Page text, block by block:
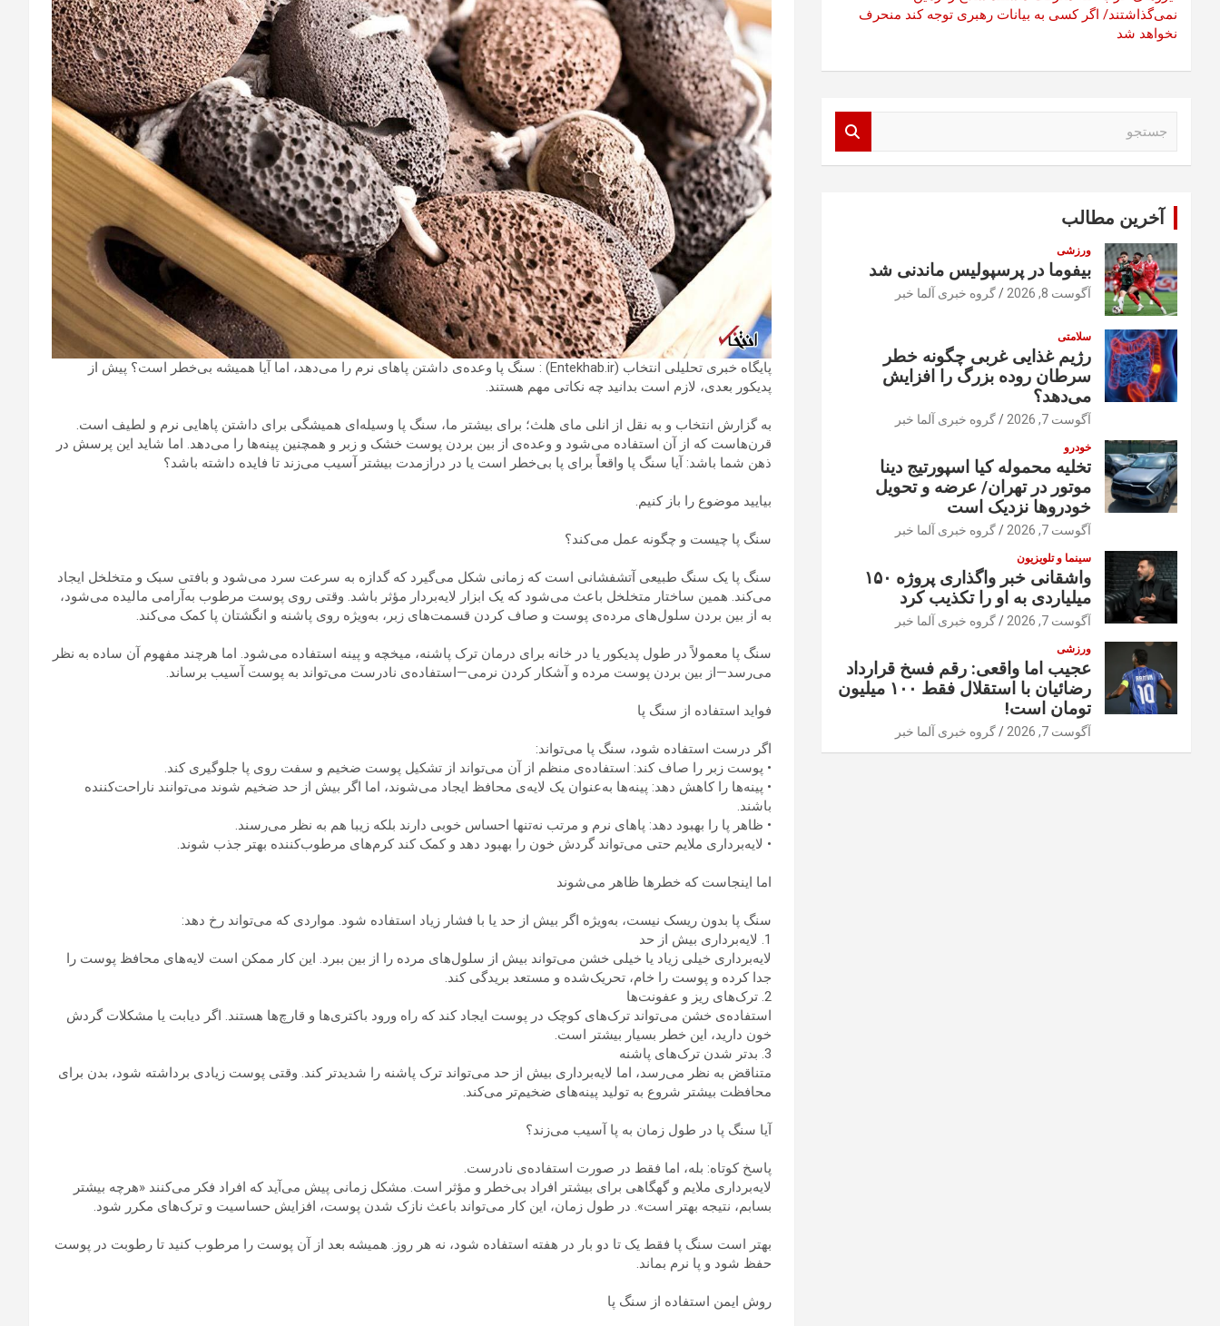
پایگاه خبری تحلیلی انتخاب (Entekhab.ir) : سنگ پا وعده‌ی داشتن پاهای نرم را می‌دهد، اما آیا همیشه بی‌خطر است؟ پیش از
پدیکور بعدی، لازم است بدانید چه نکاتی مهم هستند.
به گزارش انتخاب و به نقل از انلی مای هلث؛ برای بیشتر ما، سنگ پا وسیله‌ای همیشگی برای داشتن پاهایی نرم و لطیف است.
قرن‌هاست که از آن استفاده می‌شود و وعده‌ی از بین بردن پوست خشک و زبر و همچنین پینه‌ها را می‌دهد. اما شاید این پرسش در
ذهن شما باشد: آیا سنگ پا واقعاً برای پا بی‌خطر است یا در درازمدت بیشتر آسیب می‌زند تا فایده داشته باشد؟
بیایید موضوع را باز کنیم.
سنگ پا چیست و چگونه عمل می‌کند؟
سنگ پا یک سنگ طبیعی آتشفشانی است که زمانی شکل می‌گیرد که گدازه به سرعت سرد می‌شود و بافتی سبک و متخلخل ایجاد
می‌کند. همین ساختار متخلخل باعث می‌شود که یک ابزار لایه‌بردار مؤثر باشد. وقتی روی پوست مرطوب به‌آرامی مالیده می‌شود،
به از بین بردن سلول‌های مرده‌ی پوست و صاف کردن قسمت‌های زبر، به‌ویژه روی پاشنه و انگشتان پا کمک می‌کند.
سنگ پا معمولاً در طول پدیکور یا در خانه برای درمان ترک پاشنه، میخچه و پینه استفاده می‌شود. اما هرچند مفهوم آن ساده به نظر
می‌رسد—از بین بردن پوست مرده و آشکار کردن نرمی—استفاده‌ی نادرست می‌تواند به پوست آسیب برساند.
فواید استفاده از سنگ پا
اگر درست استفاده شود، سنگ پا می‌تواند:
• پوست زبر را صاف کند: استفاده‌ی منظم از آن می‌تواند از تشکیل پوست ضخیم و سفت روی پا جلوگیری کند.
• پینه‌ها را کاهش دهد: پینه‌ها به‌عنوان یک لایه‌ی محافظ ایجاد می‌شوند، اما اگر بیش از حد ضخیم شوند می‌توانند ناراحت‌کننده
باشند.
• ظاهر پا را بهبود دهد: پاهای نرم و مرتب نه‌تنها احساس خوبی دارند بلکه زیبا هم به نظر می‌رسند.
• لایه‌برداری ملایم حتی می‌تواند گردش خون را بهبود دهد و کمک کند کرم‌های مرطوب‌کننده بهتر جذب شوند.
اما اینجاست که خطرها ظاهر می‌شوند
سنگ پا بدون ریسک نیست، به‌ویژه اگر بیش از حد یا با فشار زیاد استفاده شود. مواردی که می‌تواند رخ دهد:
1. لایه‌برداری بیش از حد
لایه‌برداری خیلی زیاد یا خیلی خشن می‌تواند بیش از سلول‌های مرده را از بین ببرد. این کار ممکن است لایه‌های محافظ پوست را
جدا کرده و پوست را خام، تحریک‌شده و مستعد بریدگی کند.
2. ترک‌های ریز و عفونت‌ها
استفاده‌ی خشن می‌تواند ترک‌های کوچک در پوست ایجاد کند که راه ورود باکتری‌ها و قارچ‌ها هستند. اگر دیابت یا مشکلات گردش
خون دارید، این خطر بسیار بیشتر است.
3. بدتر شدن ترک‌های پاشنه
متناقض به نظر می‌رسد، اما لایه‌برداری بیش از حد می‌تواند ترک پاشنه را شدیدتر کند. وقتی پوست زیادی برداشته شود، بدن برای
محافظت بیشتر شروع به تولید پینه‌های ضخیم‌تر می‌کند.
آیا سنگ پا در طول زمان به پا آسیب می‌زند؟
پاسخ کوتاه: بله، اما فقط در صورت استفاده‌ی نادرست.
لایه‌برداری ملایم و گهگاهی برای بیشتر افراد بی‌خطر و مؤثر است. مشکل زمانی پیش می‌آید که افراد فکر می‌کنند «هرچه بیشتر
بسابم، نتیجه بهتر است». در طول زمان، این کار می‌تواند باعث نازک شدن پوست، افزایش حساسیت و ترک‌های مکرر شود.
بهتر است سنگ پا فقط یک تا دو بار در هفته استفاده شود، نه هر روز. همیشه بعد از آن پوست را مرطوب کنید تا رطوبت در پوست
حفظ شود و پا نرم بماند.
روش ایمن استفاده از سنگ پا
نمی‌گذاشتند/ اگر کسی به بیانات رهبری توجه کند منحرف
نخواهد شد
آخرین مطالب
ورزشی
بیفوما در پرسپولیس ماندنی شد
آگوست 8, 2026 گروه خبری آلما خبر
سلامتی
رژیم غذایی غربی چگونه خطر
سرطان روده بزرگ را افزایش
می‌دهد؟
آگوست 7, 2026 گروه خبری آلما خبر
خودرو
تخلیه محموله کیا اسپورتیج دینا
موتور در تهران/ عرضه و تحویل
خودروها نزدیک است
آگوست 7, 2026 گروه خبری آلما خبر
سینما و تلویزیون
واشقانی خبر واگذاری پروژه ۱۵۰
میلیاردی به او را تکذیب کرد
آگوست 7, 2026 گروه خبری آلما خبر
ورزشی
عجیب اما واقعی: رقم فسخ قرارداد
رضائیان با استقلال فقط ۱۰۰ میلیون
تومان است!
آگوست 7, 2026 گروه خبری آلما خبر